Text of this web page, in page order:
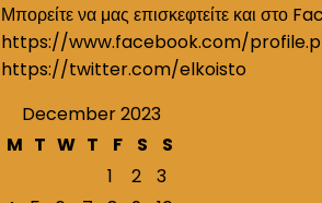
Μπορείτε να μας επισκεφτείτε και στο
https://www.facebook.com/
https://twitter.com/elkoisto
December 2023
M T W T F S
S
1
2
3